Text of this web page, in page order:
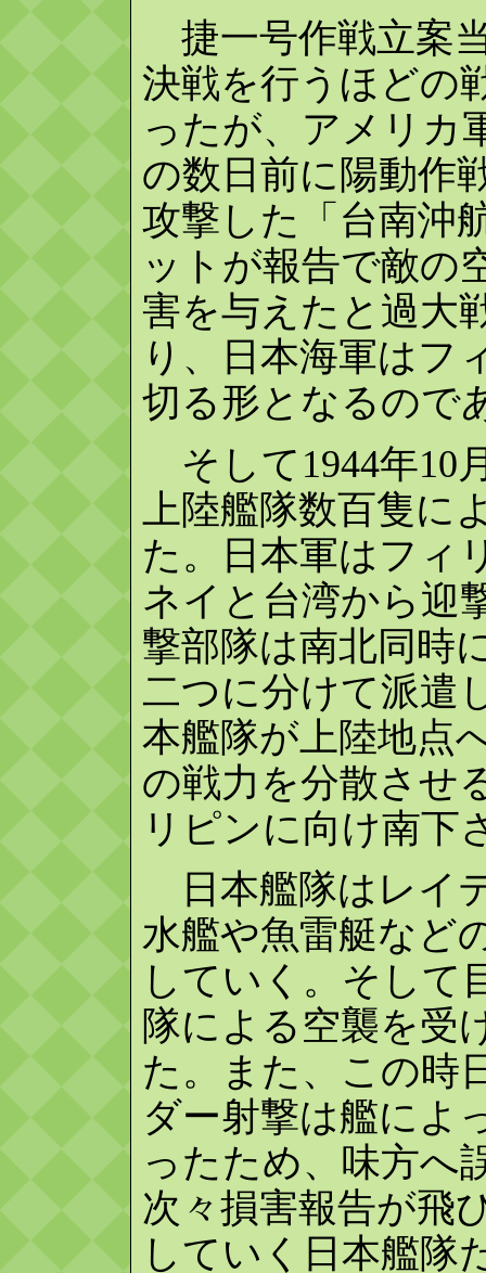
捷一号作戦立案
決戦を行うほどの
ったが、アメリカ
の数日前に陽動作
攻撃した「台南沖
ットが報告で敵の
害を与えたと過大
り、日本海軍はフ
切る形となるので
そして1944年10
上陸艦隊数百隻に
た。日本軍はフィ
ネイと台湾から迎
撃部隊は南北同時
二つに分けて派遣
本艦隊が上陸地点
の戦力を分散させ
リピンに向け南下
日本艦隊はレイ
水艦や魚雷艇など
していく。そして
隊による空襲を受
た。また、この時
ダー射撃は艦によ
ったため、味方へ
次々損害報告が飛
していく日本艦隊